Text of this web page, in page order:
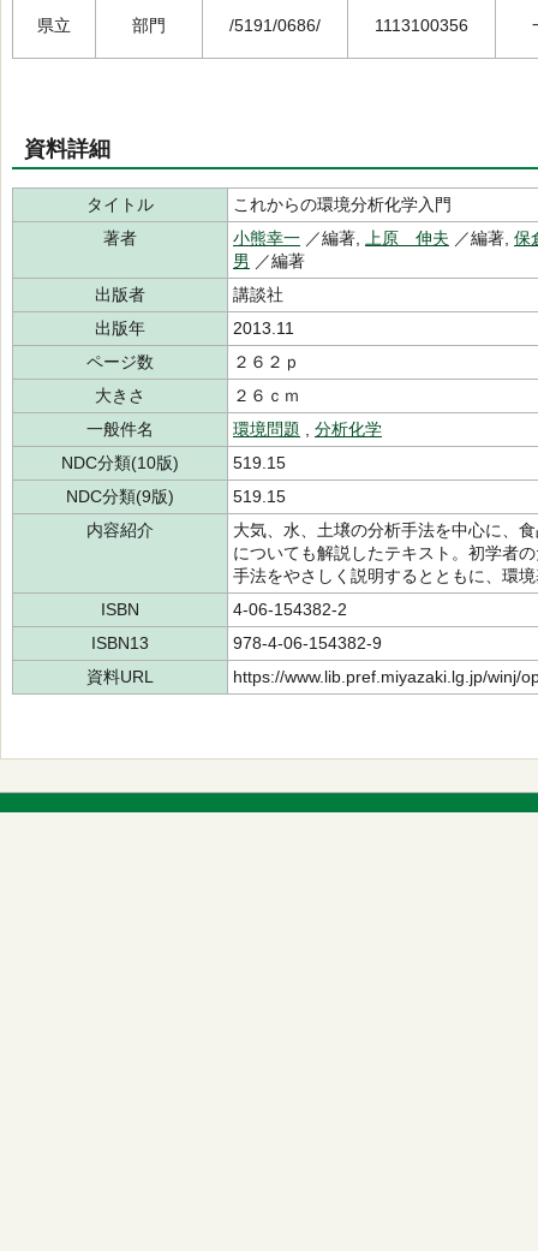
県立 部門 /5191/0686/ 1113100356
資料詳細
タイトル
これからの環境分析化学入門
著者
小熊幸一 ／編著, 上原 伸夫 ／編著, 保
男 ／編著
出版者
講談社
出版年
2013.11
ページ数
２６２ｐ
大きさ
２６ｃｍ
一般件名
環境問題
分析化学
NDC分類(10版)
519.15
NDC分類(9版)
519.15
内容紹介
大気、水、土壌の分析手法を中心に、
についても解説したテキスト。初学者
手法をやさしく説明するとともに、環
ISBN
4-06-154382-2
ISBN13
978-4-06-154382-9
資料URL
https://www.lib.pref.miyazaki.lg.jp/winj/